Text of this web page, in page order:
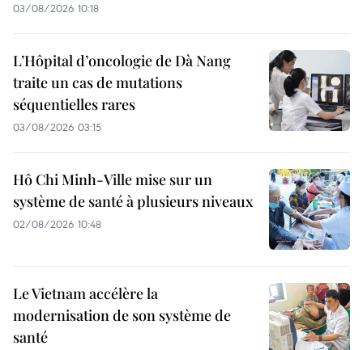
03/08/2026 10:18
L’Hôpital d’oncologie de Dà Nang
traite un cas de mutations
séquentielles rares
03/08/2026 03:15
Hô Chi Minh-Ville mise sur un
système de santé à plusieurs niveaux
02/08/2026 10:48
Le Vietnam accélère la
modernisation de son système de
santé